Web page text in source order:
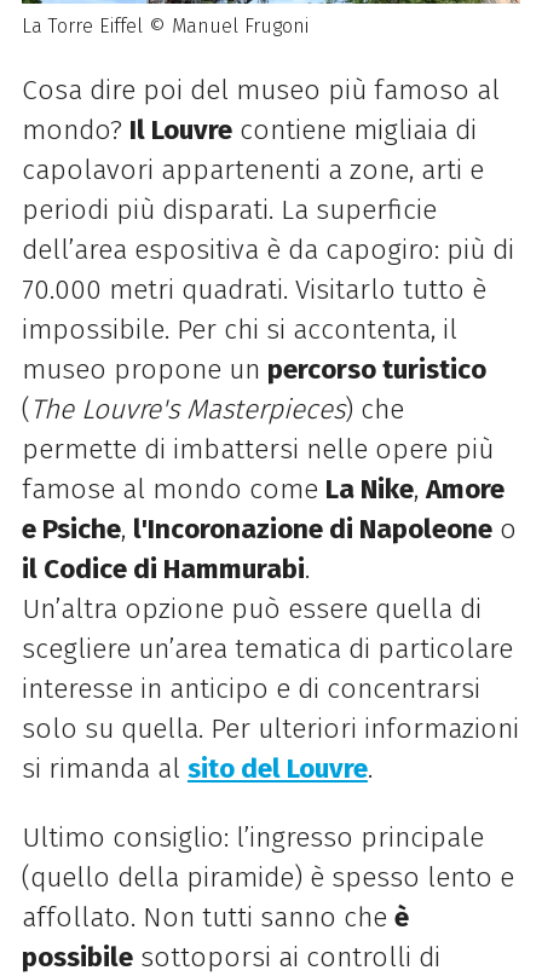
La Torre Eiffel © Manuel Frugoni
Cosa dire poi del museo più famoso al
mondo? Il Louvrecontiene migliaia di
capolavori appartenenti a zone, arti e
periodi più disparati. La superficie
dell’area espositiva è da capogiro: più di
70.000 metri quadrati. Visitarlo tutto è
impossibile. Per chi si accontenta, il
museo propone un percorso turistico
( The Louvre's Masterpieces) che
permette di imbattersi nelle opere più
famose al mondo come La Nike,Amore
e Psiche, l'Incoronazione di Napoleoneo
il Codice di Hammurabi.
Un’altra opzione può essere quella di
scegliere un’area tematica di particolare
interesse in anticipo e di concentrarsi
solo su quella. Per ulteriori informazioni
si rimanda al sito del Louvre.
Ultimo consiglio: l’ingresso principale
(quello della piramide) è spesso lento e
affollato. Non tutti sanno che è
possibilesottoporsi ai controlli di